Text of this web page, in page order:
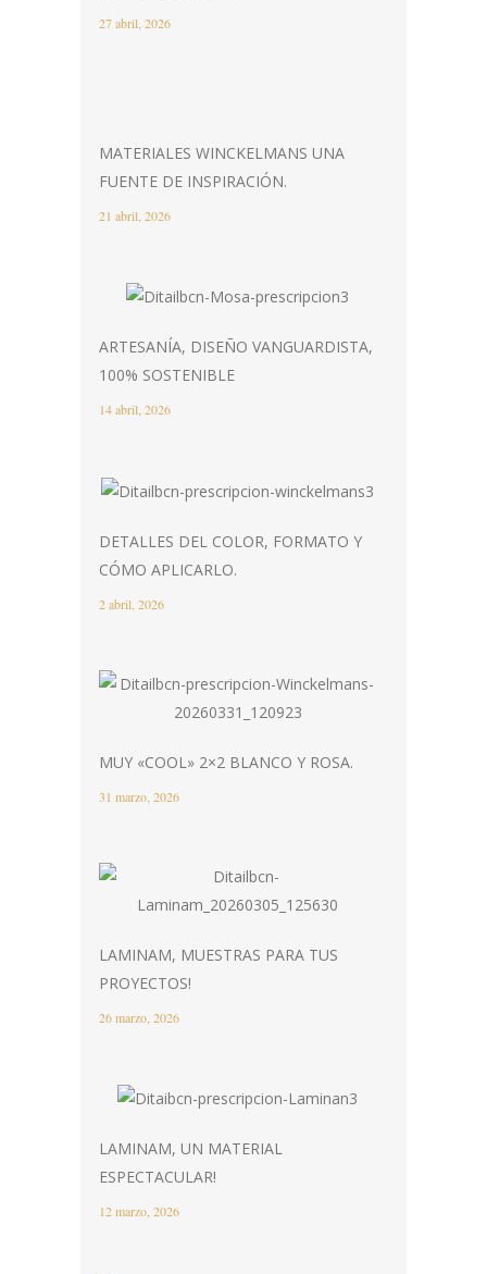
27 abril, 2026
MATERIALES WINCKELMANS UNA
FUENTE DE INSPIRACIÓN.
21 abril, 2026
ARTESANÍA, DISEÑO VANGUARDISTA,
100% SOSTENIBLE
14 abril, 2026
DETALLES DEL COLOR, FORMATO Y
CÓMO APLICARLO.
2 abril, 2026
MUY «COOL» 2×2 BLANCO Y ROSA.
31 marzo, 2026
LAMINAM, MUESTRAS PARA TUS
PROYECTOS!
26 marzo, 2026
LAMINAM, UN MATERIAL
ESPECTACULAR!
12 marzo, 2026